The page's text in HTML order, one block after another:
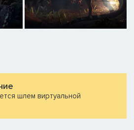
шлем виртуальной